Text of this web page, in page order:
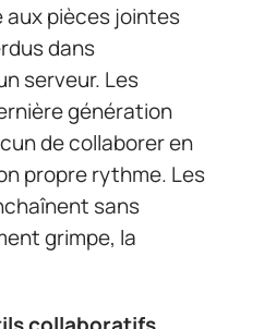
aux pièces jointes
dans
serveur. Les
génération
de collaborer en
propre rythme. Les
sans
grimpe, la